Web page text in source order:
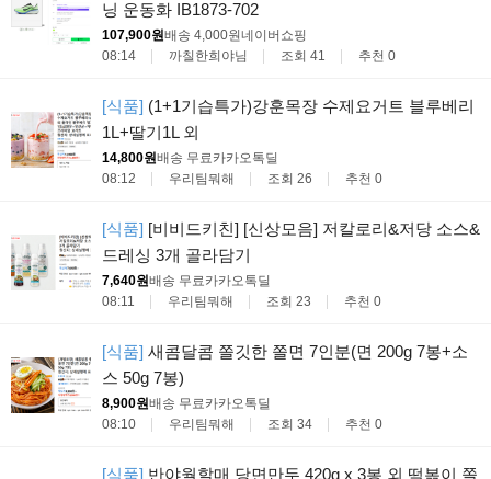
닝 운동화 IB1873-702
107,900원배송 4,000원네이버쇼핑
08:14
까칠한희야님 조회 41 추천 0
[식품] (1+1기습특가)강훈목장 수제요거트 블루베리
1L+딸기1L 외
14,800원배송 무료카카오톡딜
08:12
우리팀뭐해 조회 26 추천 0
[식품] [비비드키친] [신상모음] 저칼로리&저당 소스&
드레싱 3개 골라담기
7,640원배송 무료카카오톡딜
08:11
우리팀뭐해 조회 23 추천 0
[식품] 새콤달콤 쫄깃한 쫄면 7인분(면 200g 7봉+소
스 50g 7봉)
8,900원배송 무료카카오톡딜
08:10
우리팀뭐해 조회 34 추천 0
[식품] 반야월할매 당면만두 420g x 3봉 외 떡볶이 쫄